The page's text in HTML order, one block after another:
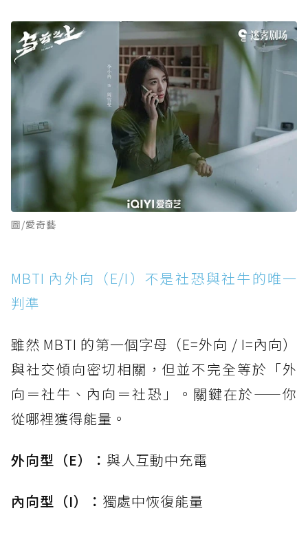
圖/愛奇藝
MBTI 內外向（E/I）不是社恐與社牛的唯一
判準
雖然 MBTI 的第一個字母（E=外向 / I=內向）
與社交傾向密切相關，但並不完全等於「外
向＝社牛、內向＝社恐」。關鍵在於——你
從哪裡獲得能量。
外向型（E）： 與人互動中充電
內向型（I）： 獨處中恢復能量